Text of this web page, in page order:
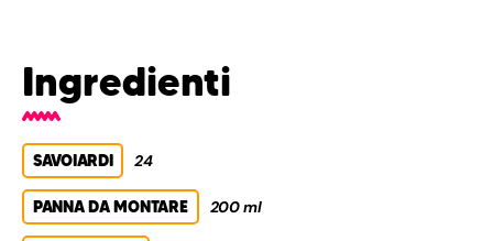
Ingredienti
SAVOIARDI 24
PANNA DA MONTARE 200 ml